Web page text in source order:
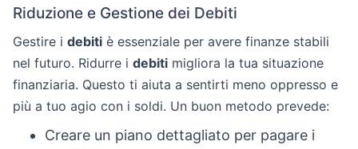
Riduzione e Gestione dei Debiti
Gestire i debiti è essenziale per avere finanze stabili
nel futuro. Ridurre i debiti migliora la tua situazione
finanziaria. Questo ti aiuta a sentirti meno oppresso e
più a tuo agio con i soldi. Un buon metodo prevede:
Creare un piano dettagliato per pagare i